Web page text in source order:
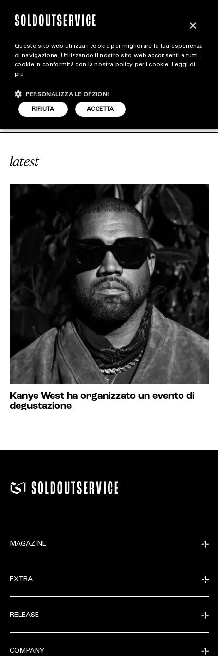
magazine
STYLE
FOOTWEAR
FOOD DIVISION
latest
Kanye West ha organizzato un evento di
degustazione
MAGAZINE
EXTRA
RELEASE
COMPANY
×
Questo sito web utilizza i cookie per migliorare la tua esperienza
di navigazione. Utilizzando il nostro sito web acconsenti a tutti i
cookie in conformità con la nostra policy per i cookie. Leggi di
più
ACCETTA
RIFIUTA
PERSONALIZZA LE OPZIONI